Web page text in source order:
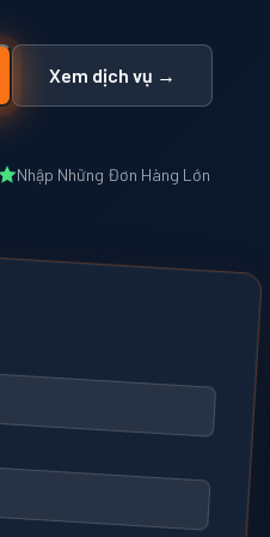
Xem dịch vụ →
Nhập Những Đơn Hàng Lớn